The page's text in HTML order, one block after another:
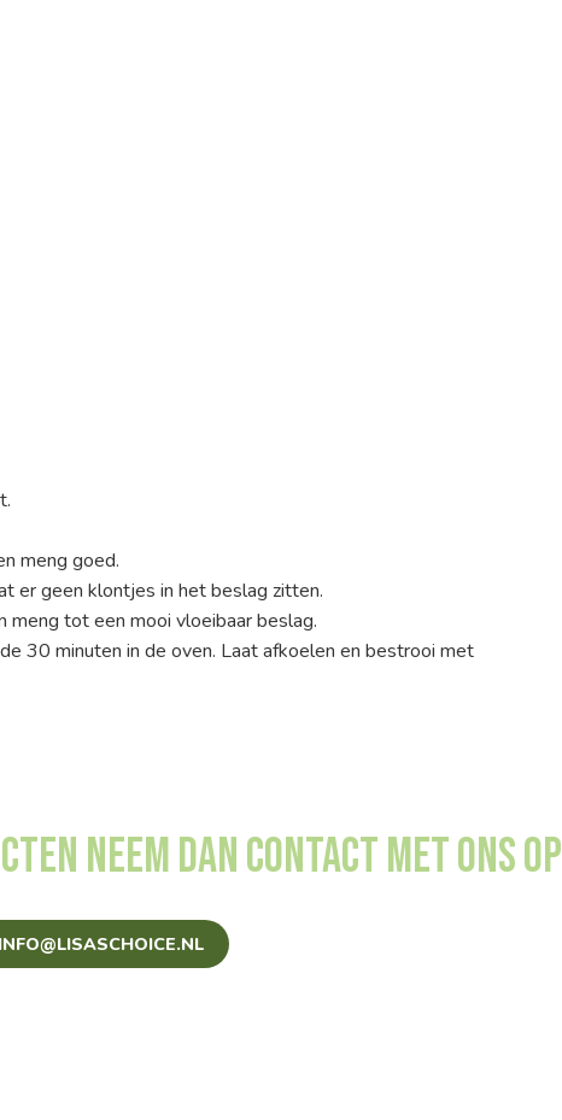
meng goed.
er geen klontjes in het beslag zitten.
tot een mooi vloeibaar beslag.
30 minuten in de oven. Laat afkoelen en bestrooi met
neem dan contact met ons op